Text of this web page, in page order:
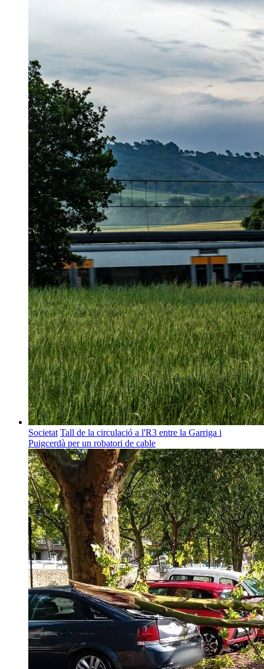
Societat Tall de la circulació a l'R3 entre la Garriga i
Puigcerdà per un robatori de cable